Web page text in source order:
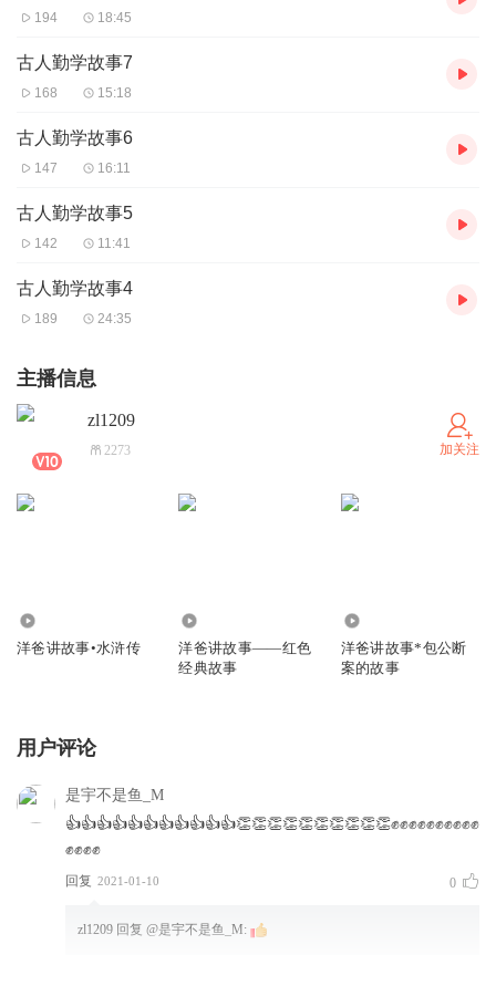
194 18:45
古人勤学故事7
168 15:18
古人勤学故事6
147 16:11
古人勤学故事5
142 11:41
古人勤学故事4
189 24:35
主播信息
zl1209
2273 加关注
洋爸讲故事•水浒传
洋爸讲故事——红色
经典故事
洋爸讲故事*包公断
案的故事
用户评论
是宇不是鱼_M
👍👍👍👍👍👍👍👍👍👍👍👏👏👏👏👏👏👏👏👏👏✊✊✊✊✊✊✊✊✊✊
✊✊✊✊
回复 2021-01-10 0
zl1209 回复 @是宇不是鱼_M: